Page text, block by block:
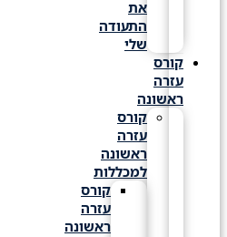
התעודה
קורס
עזרה
ראשונה
קורס
עזרה
ראשונה
למכללות
קורס
עזרה
ראשונה